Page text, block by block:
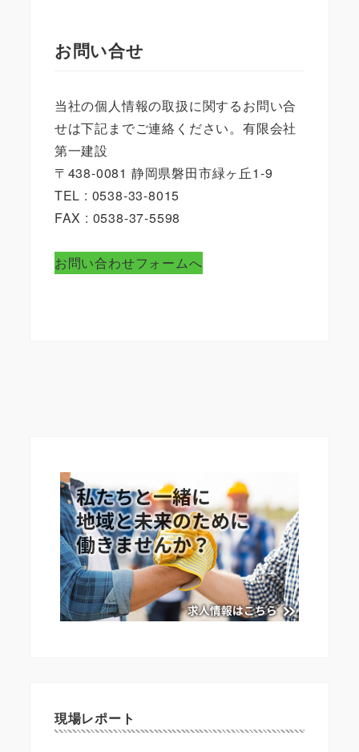
お問い合せ
当社の個人情報の取扱に関するお問い合
せは下記までご連絡ください。有限会社
第一建設
〒438-0081 静岡県磐田市緑ヶ丘1-9
TEL : 0538-33-8015
FAX : 0538-37-5598
お問い合わせフォームへ
現場レポート